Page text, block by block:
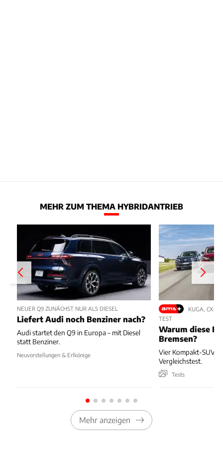
MEHR ZUM THEMA HYBRIDANTRIEB
NEUER Q9 ZUNÄCHST NUR ALS DIESEL
Liefert Audi noch Benziner nach?
Audi startet den Q9 in Europa – mit Diesel
statt Benziner.
Neuvorstellungen & Erlkönige
KUGA, CX-5,
TEST
Warum diese
Bremsen?
Vier Kompakt-SUV
Vergleichstest.
Tests
Mehr anzeigen